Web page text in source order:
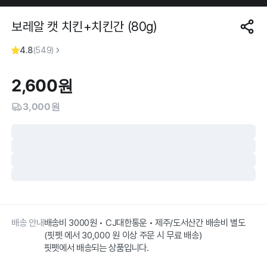
보레알 캣 치킨+치킨간 (80g)
4.8(549)
2,600원
3,000원
배송 안내배송비 3000원 • CJ대한통운 • 제주/도서산간 배송비 별도
(핏펫 에서 30,000 원 이상 주문 시 무료 배송)
핏펫에서 배송되는 상품입니다.